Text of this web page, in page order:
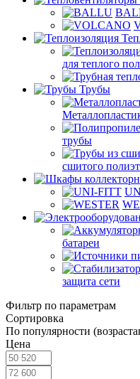
для теплого
Трубы
трубы
сшитого
батареи
защита сети
Фильтр по параметрам
Сортировка
По популярности
Цена